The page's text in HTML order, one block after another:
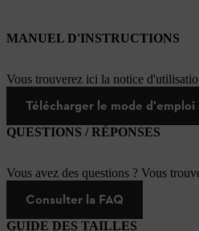
MANUEL D'INSTRUCTIONS
Vous trouverez ici la notice
Télécharger le mode d'emploi
QUESTIONS / RÉPONSES
Vous avez des questions ? Vous
Consulter la FAQ
GUIDE DES TAILLES